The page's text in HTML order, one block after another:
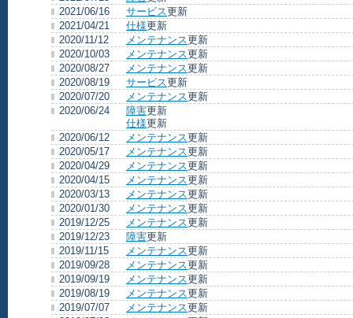
2021/06/16
サービス更新
2021/04/21
仕様更新
2020/11/12
メンテナンス更新
2020/10/03
メンテナンス更新
2020/08/27
メンテナンス更新
2020/08/19
サービス更新
2020/07/20
メンテナンス更新
2020/06/24
障害更新
仕様更新
2020/06/12
メンテナンス更新
2020/05/17
メンテナンス更新
2020/04/29
メンテナンス更新
2020/04/15
メンテナンス更新
2020/03/13
メンテナンス更新
2020/01/30
メンテナンス更新
2019/12/25
メンテナンス更新
2019/12/23
障害更新
2019/11/15
メンテナンス更新
2019/09/28
メンテナンス更新
2019/09/19
メンテナンス更新
2019/08/19
メンテナンス更新
2019/07/07
メンテナンス更新